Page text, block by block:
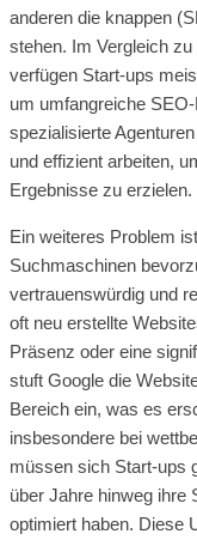
anderen die knappen
stehen. Im Vergleich
verfügen Start-ups
um umfangreiche
spezialisierte
und effizient arbeiten,
Ergebnisse zu erzielen.
Ein weiteres Problem
Suchmaschinen
vertrauenswürdig und
oft neu erstellte
Präsenz oder eine
stuft Google die
Bereich ein, was es
insbesondere bei
müssen sich Start-ups
über Jahre hinweg ihre
optimiert haben. Diese